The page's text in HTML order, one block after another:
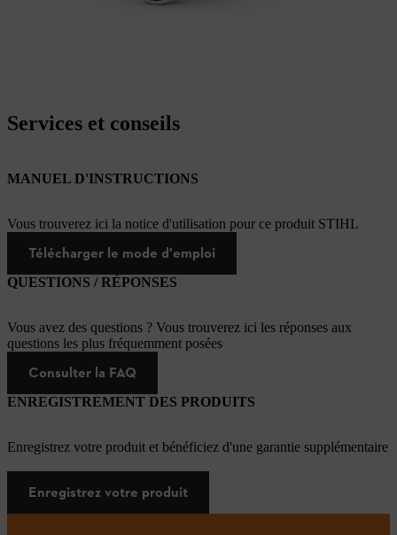
Services et conseils
MANUEL D'INSTRUCTIONS
Vous trouverez ici la notice d'utilisation pour ce produit STIHL
Télécharger le mode d'emploi
QUESTIONS / RÉPONSES
Vous avez des questions ? Vous trouverez ici les réponses aux
questions les plus fréquemment posées
Consulter la FAQ
ENREGISTREMENT DES PRODUITS
Enregistrez votre produit et bénéficiez d'une garantie supplémentaire
Enregistrez votre produit